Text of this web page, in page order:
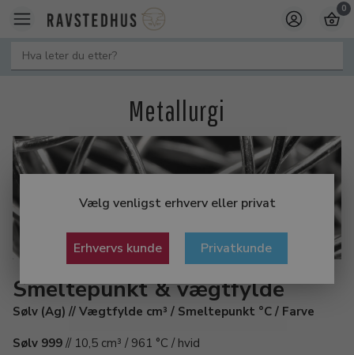
Vælg venligst erhverv eller privat
Erhvervs kunde Privatkunde
0
Metallurgi
Smeltepunkt & vægtfylde
Sølv (Ag) // Vægtfylde cm³ / Smeltepunkt °C / Farve
Sølv 999 // 10,5 cm³ / 961 °C / hvid